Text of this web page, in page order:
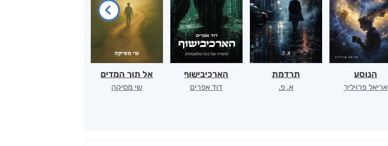
הנוסע
אריאל פרויליך
תרדמת
א. פ.
הארכיבישוף
דוד אפרים
אל תוך המדים
שי מסיקה